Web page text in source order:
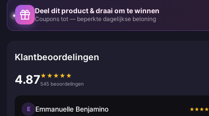
Deel dit product & draai om te winnen
Coupons tot — beperkte dagelijkse beloning
Klantbeoordelingen
4.87★ ★ ★ ★ ★
545 beoordelingen
E Emmanuelle Benjamino ★★★★